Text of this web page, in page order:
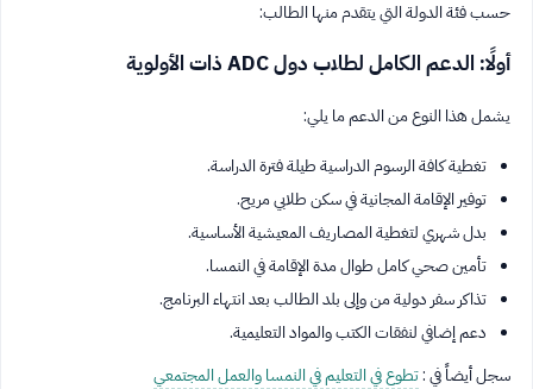
حسب فئة الدولة التي يتقدم منها الطالب:
أولًا: الدعم الكامل لطلاب دول ADC ذات الأولوية
يشمل هذا النوع من الدعم ما يلي:
تغطية كافة الرسوم الدراسية طيلة فترة الدراسة.
توفير الإقامة المجانية في سكن طلابي مريح.
بدل شهري لتغطية المصاريف المعيشية الأساسية.
تأمين صحي كامل طوال مدة الإقامة في النمسا.
تذاكر سفر دولية من وإلى بلد الطالب بعد انتهاء البرنامج.
دعم إضافي لنفقات الكتب والمواد التعليمية.
سجل أيضاً في :تطوع في التعليم في النمسا والعمل المجتمعي